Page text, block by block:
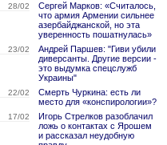
28/02
Сергей Марков: «Считалось,
что армия Армении сильнее
азербайджанской, но эта
уверенность пошатнулась»
23/02
Андрей Паршев: "Гиви убили
диверсанты. Другие версии -
это выдумка спецслужб
Украины"
22/02
Смерть Чуркина: есть ли
место для «конспирологии»?
17/02
Игорь Стрелков разоблачил
ложь о контактах с Ярошем
и рассказал неудобную